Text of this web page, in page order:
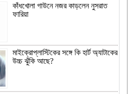
কাঁধখোলা গাউনে নজর কাড়লেন নুসরাত
ফারিয়া
মাইক্রোপ্লাস্টিকের সঙ্গে কি হার্ট অ্যাটাকের
উচ্চ ঝুঁকি আছে?